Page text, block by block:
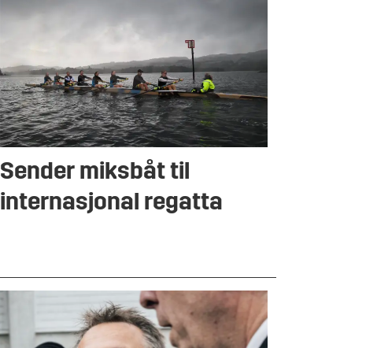
Sender miksbåt til
internasjonal regatta